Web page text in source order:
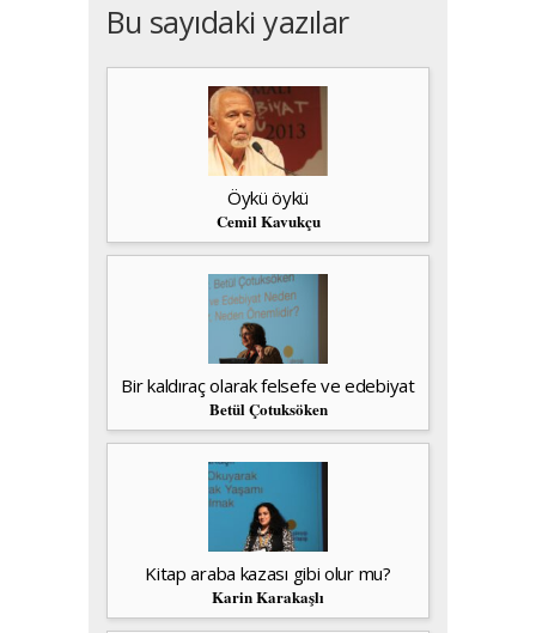
Bu sayıdaki yazılar
Öykü öykü
Cemil Kavukçu
Bir kaldıraç olarak felsefe ve edebiyat
Betül Çotuksöken
Kitap araba kazası gibi olur mu?
Karin Karakaşlı